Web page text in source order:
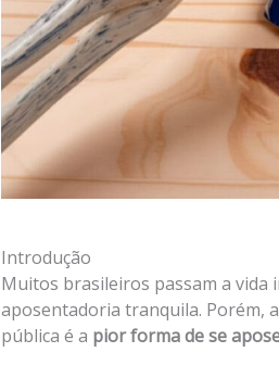
Introdução
Muitos brasileiros passam a vida
aposentadoria tranquila. Porém,
pública é a pior forma de se